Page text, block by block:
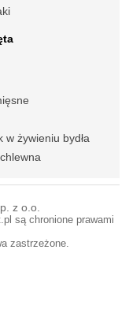
w żywieniu bydła
z o.o.
są chronione prawami
zastrzeżone.